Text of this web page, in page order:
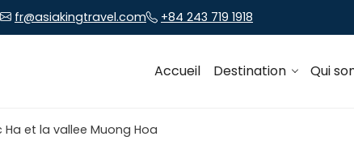
fr@asiakingtravel.com +84 243 719 1918
Accueil Destination Qui